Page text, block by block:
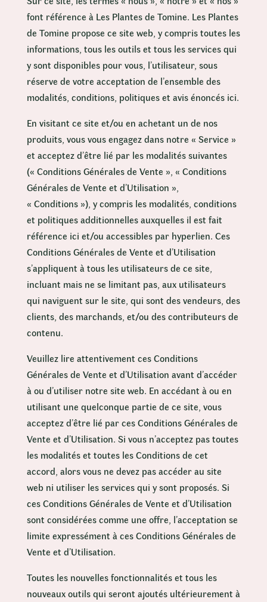
font référence à Les Plantes de Tomine. Les Plantes
de Tomine propose ce site web, y compris toutes les
informations, tous les outils et tous les services qui
y sont disponibles pour vous, l’utilisateur, sous
réserve de votre acceptation de l’ensemble des
modalités, conditions, politiques et avis énoncés ici.
En visitant ce site et/ou en achetant un de nos
produits, vous vous engagez dans notre « Service »
et acceptez d’être lié par les modalités suivantes
(« Conditions Générales de Vente », « Conditions
Générales de Vente et d’Utilisation »,
« Conditions »), y compris les modalités, conditions
et politiques additionnelles auxquelles il est fait
référence ici et/ou accessibles par hyperlien. Ces
Conditions Générales de Vente et d’Utilisation
s’appliquent à tous les utilisateurs de ce site,
incluant mais ne se limitant pas, aux utilisateurs
qui naviguent sur le site, qui sont des vendeurs, des
clients, des marchands, et/ou des contributeurs de
contenu.
Veuillez lire attentivement ces Conditions
Générales de Vente et d’Utilisation avant d’accéder
à ou d’utiliser notre site web. En accédant à ou en
utilisant une quelconque partie de ce site, vous
acceptez d’être lié par ces Conditions Générales de
Vente et d’Utilisation. Si vous n’acceptez pas toutes
les modalités et toutes les Conditions de cet
accord, alors vous ne devez pas accéder au site
web ni utiliser les services qui y sont proposés. Si
ces Conditions Générales de Vente et d’Utilisation
sont considérées comme une offre, l’acceptation se
limite expressément à ces Conditions Générales de
Vente et d’Utilisation.
Toutes les nouvelles fonctionnalités et tous les
nouveaux outils qui seront ajoutés ultérieurement à